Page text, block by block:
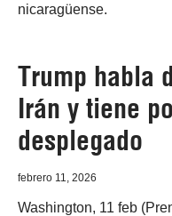
nicaragüense.
Trump habla
Irán y tiene
desplegado
febrero 11, 2026
Washington, 11 feb